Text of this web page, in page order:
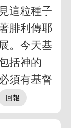
這粒種子
腓利傳耶
。今天基
括神的
須有基督